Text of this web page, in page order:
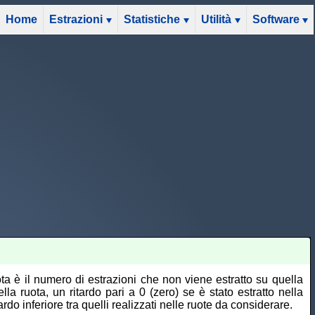
Home Estrazioni Statistiche Utilità Software
è il numero di estrazioni che non viene estratto su quella
ruota, un ritardo pari a 0 (zero) se è stato estratto nella
inferiore tra quelli realizzati nelle ruote da considerare.